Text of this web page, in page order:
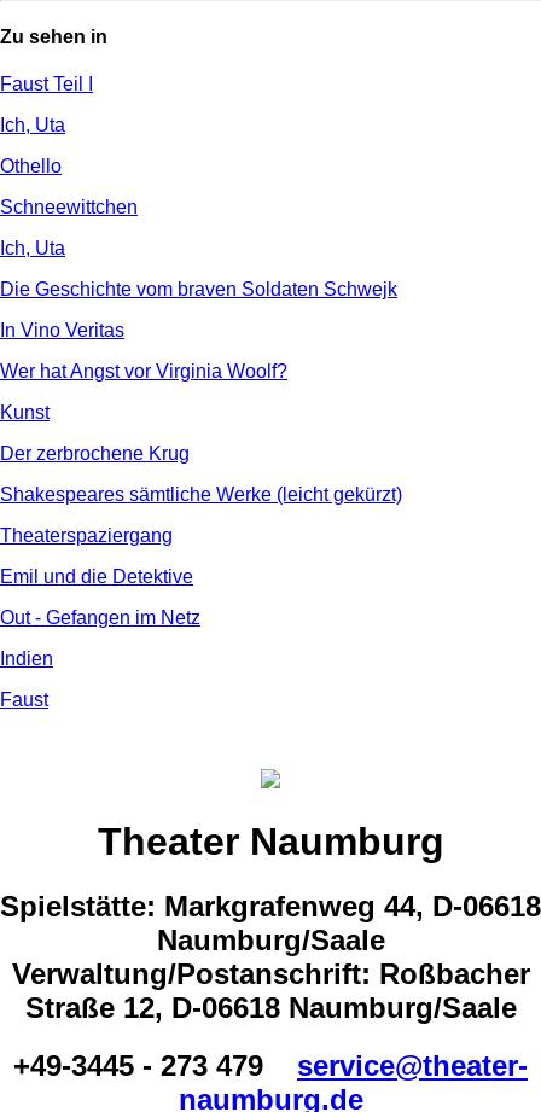
Zu sehen in
Faust Teil I
Ich, Uta
Othello
Schneewittchen
Ich, Uta
Die Geschichte vom braven Soldaten Schwejk
In Vino Veritas
Wer hat Angst vor Virginia Woolf?
Kunst
Der zerbrochene Krug
Shakespeares sämtliche Werke (leicht gekürzt)
Theaterspaziergang
Emil und die Detektive
Out - Gefangen im Netz
Indien
Faust
Theater Naumburg
Spielstätte: Markgrafenweg 44, D-06618
Naumburg/Saale
Verwaltung/Postanschrift: Roßbacher
Straße 12, D-06618 Naumburg/Saale
+49-3445 - 273 479
service@theater-
naumburg.de